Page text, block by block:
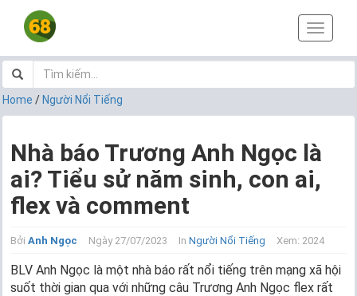
T
o
g
a
v
g
i
n
Home / Người Nổi Tiếng
Nhà báo Trương Anh Ngọc là
ai? Tiểu sử năm sinh, con ai,
flex và comment
Bởi Anh Ngọc Ngày 27/07/2023 In Người Nổi Tiếng Xem: 2024
BLV Anh Ngọc là một nhà báo rất nổi tiếng trên mạng xã hội
suốt thời gian qua với những câu Trương Anh Ngọc flex rất